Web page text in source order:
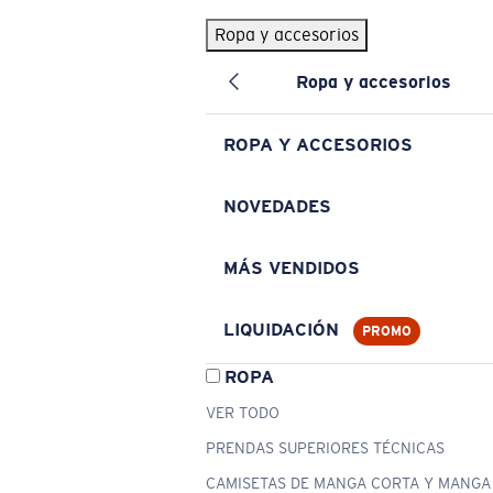
Ropa y accesorios
Ropa y accesorios
ROPA Y ACCESORIOS
NOVEDADES
MÁS VENDIDOS
LIQUIDACIÓN PROMO
ROPA
VER TODO
PRENDAS SUPERIORES TÉCNICAS
CAMISETAS DE MANGA CORTA Y MANGA